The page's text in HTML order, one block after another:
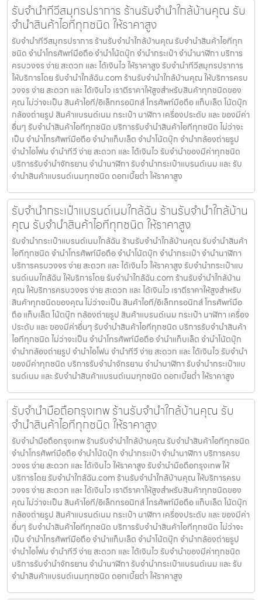
รับจำนำทีวีสมุทรปราการ ร้านรับจำนำใกล้บ้านคุณ รับ
จำนำสินค้าไอทีทุกชนิด ให้ราคาสูง
รับจำนำทีวีสมุทรปราการ ร้านรับจำนำใกล้บ้านคุณ รับจำนำสินค้าไอทีทุก
ชนิด จำนำโทรศัพท์มือถือ จำนำโน้ตบุ๊ก จำนำกระเป๋า จำนำนาฬิกา บริการ
ครบวงจร ง่าย สะดวก และ ได้เงินไว ให้ราคาสูง รับจำนำทีวีสมุทรปราการ
ให้บริการโดย รับจํานําใกล้ฉัน.com ร้านรับจำนำใกล้บ้านคุณ ให้บริการครบ
วงจร ง่าย สะดวก และ ได้เงินไว เราตีราคาให้สูงสำหรับสินค้าทุกชนิดของ
คุณ ไม่ว่าจะเป็น สินค้าไอที/อิเล็กทรอนิกส์ โทรศัพท์มือถือ แท็บเล็ต โน้ตบุ๊ก
กล้องถ่ายรูป สินค้าแบรนด์เนม กระเป๋า นาฬิกา เครื่องประดับ และ ของมีค่า
อื่นๆ รับจำนำสินค้าไอทีทุกชนิด บริการรับจำนำสินค้าไอทีทุกชนิด ไม่ว่าจะ
เป็น จำนำโทรศัพท์มือถือ จำนำแท็บเล็ต จำนำโน้ตบุ๊ก จำนำกล้องถ่ายรูป
จำนำไอโฟน จำนำทีวี ง่าย สะดวก และ ได้เงินไว รับจำนำของมีค่าทุกชนิด
บริการรับจำนำจักรยาน จำนำนาฬิกา รับจำนำกระเป๋าแบรนด์เนม และ รับ
จำนำสินค้าแบรนด์เนมทุกชนิด ดอกเบี้ยต่ำ ให้ราคาสูง
รับจำนำกระเป๋าแบรนด์เนมใกล้ฉัน ร้านรับจำนำใกล้บ้าน
คุณ รับจำนำสินค้าไอทีทุกชนิด ให้ราคาสูง
รับจำนำกระเป๋าแบรนด์เนมใกล้ฉัน ร้านรับจำนำใกล้บ้านคุณ รับจำนำสินค้า
ไอทีทุกชนิด จำนำโทรศัพท์มือถือ จำนำโน้ตบุ๊ก จำนำกระเป๋า จำนำนาฬิกา
บริการครบวงจร ง่าย สะดวก และ ได้เงินไว ให้ราคาสูง รับจำนำกระเป๋าแบ
รนด์เนมใกล้ฉัน ให้บริการโดย รับจํานําใกล้ฉัน.com ร้านรับจำนำใกล้บ้าน
คุณ ให้บริการครบวงจร ง่าย สะดวก และ ได้เงินไว เราตีราคาให้สูงสำหรับ
สินค้าทุกชนิดของคุณ ไม่ว่าจะเป็น สินค้าไอที/อิเล็กทรอนิกส์ โทรศัพท์มือ
ถือ แท็บเล็ต โน้ตบุ๊ก กล้องถ่ายรูป สินค้าแบรนด์เนม กระเป๋า นาฬิกา เครื่อง
ประดับ และ ของมีค่าอื่นๆ รับจำนำสินค้าไอทีทุกชนิด บริการรับจำนำสินค้า
ไอทีทุกชนิด ไม่ว่าจะเป็น จำนำโทรศัพท์มือถือ จำนำแท็บเล็ต จำนำโน้ตบุ๊ก
จำนำกล้องถ่ายรูป จำนำไอโฟน จำนำทีวี ง่าย สะดวก และ ได้เงินไว รับจำนำ
ของมีค่าทุกชนิด บริการรับจำนำจักรยาน จำนำนาฬิกา รับจำนำกระเป๋าแบ
รนด์เนม และ รับจำนำสินค้าแบรนด์เนมทุกชนิด ดอกเบี้ยต่ำ ให้ราคาสูง
รับจำนำมือถือกรุงเทพ ร้านรับจำนำใกล้บ้านคุณ รับ
จำนำสินค้าไอทีทุกชนิด ให้ราคาสูง
รับจำนำมือถือกรุงเทพ ร้านรับจำนำใกล้บ้านคุณ รับจำนำสินค้าไอทีทุกชนิด
จำนำโทรศัพท์มือถือ จำนำโน้ตบุ๊ก จำนำกระเป๋า จำนำนาฬิกา บริการครบ
วงจร ง่าย สะดวก และ ได้เงินไว ให้ราคาสูง รับจำนำมือถือกรุงเทพ ให้
บริการโดย รับจํานําใกล้ฉัน.com ร้านรับจำนำใกล้บ้านคุณ ให้บริการครบ
วงจร ง่าย สะดวก และ ได้เงินไว เราตีราคาให้สูงสำหรับสินค้าทุกชนิดของ
คุณ ไม่ว่าจะเป็น สินค้าไอที/อิเล็กทรอนิกส์ โทรศัพท์มือถือ แท็บเล็ต โน้ตบุ๊ก
กล้องถ่ายรูป สินค้าแบรนด์เนม กระเป๋า นาฬิกา เครื่องประดับ และ ของมีค่า
อื่นๆ รับจำนำสินค้าไอทีทุกชนิด บริการรับจำนำสินค้าไอทีทุกชนิด ไม่ว่าจะ
เป็น จำนำโทรศัพท์มือถือ จำนำแท็บเล็ต จำนำโน้ตบุ๊ก จำนำกล้องถ่ายรูป
จำนำไอโฟน จำนำทีวี ง่าย สะดวก และ ได้เงินไว รับจำนำของมีค่าทุกชนิด
บริการรับจำนำจักรยาน จำนำนาฬิกา รับจำนำกระเป๋าแบรนด์เนม และ รับ
จำนำสินค้าแบรนด์เนมทุกชนิด ดอกเบี้ยต่ำ ให้ราคาสูง